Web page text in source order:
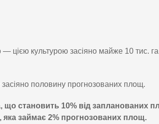
— цією культурою засіяно майже 10 тис.
половину прогнозованих площ.
що становить 10% від запланованих
яка займає 2% прогнозованих площ.